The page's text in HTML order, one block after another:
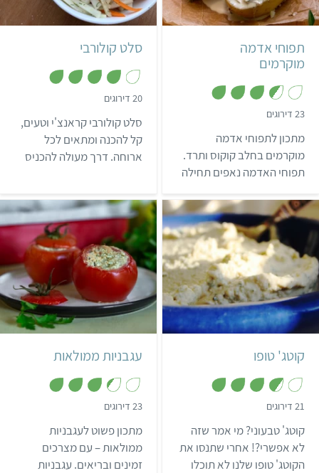
4 מנות
תפוחי אדמה
מוקרמים
23 דירוגים
.
5
מ
ת
ו
מתכון לתפוחי אדמה
מוקרמים בחלב קוקוס ותרד.
תפוחי האדמה נאפים תחילה
ברוטב קרמי ועשיר.
4 מנות
סלט קולורבי
20 דירוגים
מ
ת
ו
ך
5
סלט קולורבי קראנצ'י וטעים,
קל להכנה ומתאים לכל
ארוחה. דרך מעולה להכניס
קל 10 דקות
קוטג' טופו
21 דירוגים
.
7
מ
ת
ו
קוטג' טבעוני? מי אמר שזה
לא אפשרי?! אחרי שתנסו את
הקוטג' טופו שלנו לא תוכלו
שעה ו-5 דקות
4 מנות
עגבניות ממולאות
23 דירוגים
.
3
מ
ת
ו
מתכון פשוט לעגבניות
ממולאות – עם מצרכים
זמינים ובריאים. עגבניות